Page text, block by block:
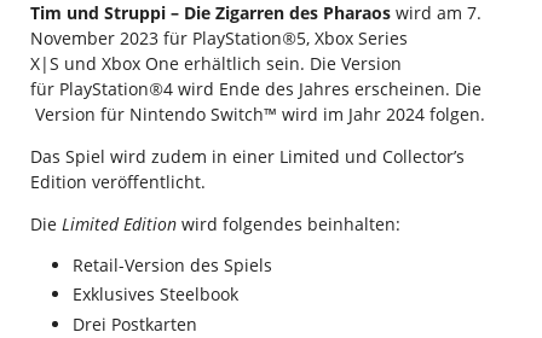
Tim und Struppi – Die Zigarren des Pharaos wird am 7.
November 2023 für PlayStation®5, Xbox Series
X|S und Xbox One erhältlich sein. Die Version
für PlayStation®4 wird Ende des Jahres erscheinen. Die
Version für Nintendo Switch™ wird im Jahr 2024 folgen.
Das Spiel wird zudem in einer Limited und Collector’s
Edition veröffentlicht.
Die Limited Edition wird folgendes beinhalten:
Retail-Version des Spiels
Exklusives Steelbook
Drei Postkarten